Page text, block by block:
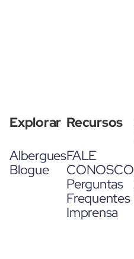
Explorar
Albergues
Blogue
Recursos
FALE
CONOSCO
Perguntas
Frequentes
Imprensa